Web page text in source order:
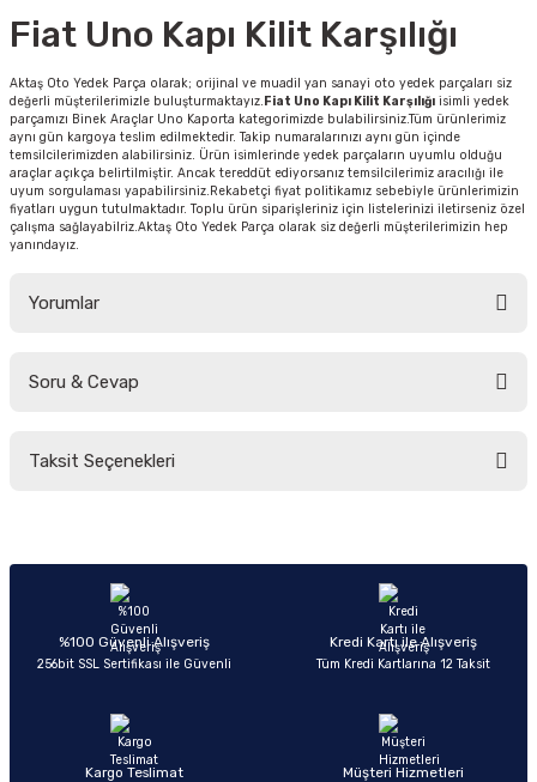
Fiat Uno Kapı Kilit Karşılığı
Aktaş Oto Yedek Parça olarak; orijinal ve muadil yan sanayi oto yedek parçaları siz
değerli müşterilerimizle buluşturmaktayız.Fiat Uno Kapı Kilit Karşılığı isimli yedek
parçamızı Binek Araçlar Uno Kaporta kategorimizde bulabilirsiniz.Tüm ürünlerimiz
aynı gün kargoya teslim edilmektedir. Takip numaralarınızı aynı gün içinde
temsilcilerimizden alabilirsiniz. Ürün isimlerinde yedek parçaların uyumlu olduğu
araçlar açıkça belirtilmiştir. Ancak tereddüt ediyorsanız temsilcilerimiz aracılığı ile
uyum sorgulaması yapabilirsiniz.Rekabetçi fiyat politikamız sebebiyle ürünlerimizin
fiyatları uygun tutulmaktadır. Toplu ürün siparişleriniz için listelerinizi iletirseniz özel
çalışma sağlayabilriz.Aktaş Oto Yedek Parça olarak siz değerli müşterilerimizin hep
yanındayız.
Yorumlar
Soru & Cevap
Taksit Seçenekleri
%100 Güvenli Alışveriş
256bit SSL Sertifikası ile Güvenli
Kredi Kartı ile Alışveriş
Tüm Kredi Kartlarına 12 Taksit
Kargo Teslimat Müşteri Hizmetleri